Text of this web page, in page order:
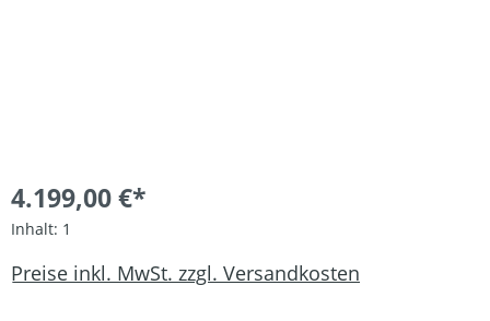
4.199,00 €*
Inhalt: 1
Preise inkl. MwSt. zzgl. Versandkosten